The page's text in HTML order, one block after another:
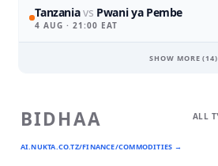
Tanzaniavs Pwani ya Pembe
4 AUG · 21:00 EAT
SHOW MORE (14)
BIDHAA
AI.NUKTA.CO.TZ/FINANCE/COMMODITIES →